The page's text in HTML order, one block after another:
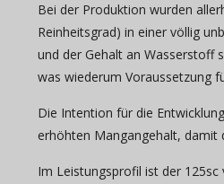
Bei der Produktion wurden
Reinheitsgrad) in einer völlig
und der Gehalt an Wasserstoff
was wiederum Voraussetzung
Die Intention für die
erhöhten Mangangehalt, damit
Im Leistungsprofil ist der